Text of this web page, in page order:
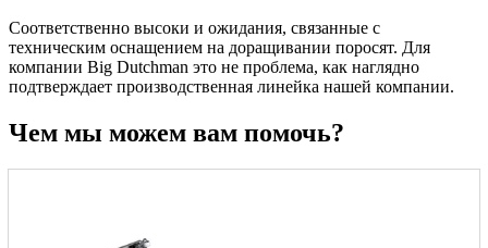
Соответственно высоки и ожидания, связанные с
техническим оснащением на доращивании поросят. Для
компании Big Dutchman это не проблема, как наглядно
подтверждает производственная линейка нашей компании.
Чем мы можем вам помочь?